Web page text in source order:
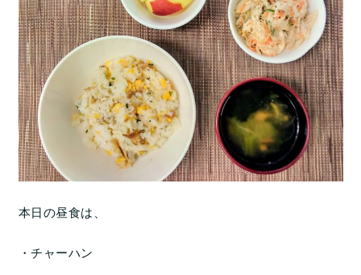
本日の昼食は、
・チャーハン